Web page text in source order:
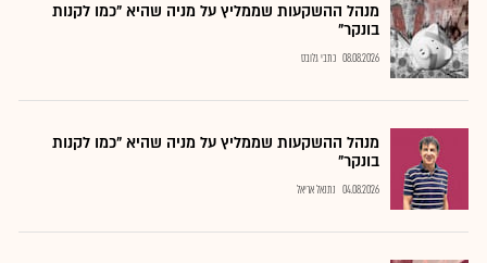
מנהל ההשקעות שממליץ על מניה שהיא "כמו לקנות
בונקר"
08.08.2026 כתבי גלובס
מנהל ההשקעות שממליץ על מניה שהיא "כמו לקנות
בונקר"
04.08.2026 נתנאל אריאל